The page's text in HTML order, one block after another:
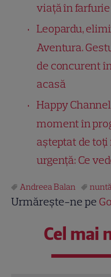
viață în farfurie
Leopardu,
Aventura.
de concurent
acasă
Happy
moment în
așteptat de
urgență: Ce
Andreea Balan nuntă
Urmărește-ne pe
Cel mai